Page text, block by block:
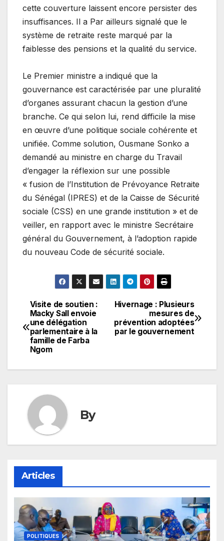
cette couverture laissent encore persister des
insuffisances. Il a Par ailleurs signalé que le
système de retraite reste marqué par la
faiblesse des pensions et la qualité du service.
Le Premier ministre a indiqué que la
gouvernance est caractérisée par une pluralité
d’organes assurant chacun la gestion d’une
branche. Ce qui selon lui, rend difficile la mise
en œuvre d’une politique sociale cohérente et
unifiée. Comme solution, Ousmane Sonko a
demandé au ministre en charge du Travail
d’engager la réflexion sur une possible
« fusion de l’Institution de Prévoyance Retraite
du Sénégal (IPRES) et de la Caisse de Sécurité
sociale (CSS) en une grande institution » et de
veiller, en rapport avec le ministre Secrétaire
général du Gouvernement, à l’adoption rapide
du nouveau Code de sécurité sociale.
Navigation
de
l’article
Hivernage : Plusieurs
mesures de
prévention adoptées
par le gouvernement
Visite de soutien :
Macky Sall envoie
une délégation
parlementaire à la
famille de Farba
Ngom
By
Articles
POLITIQUES